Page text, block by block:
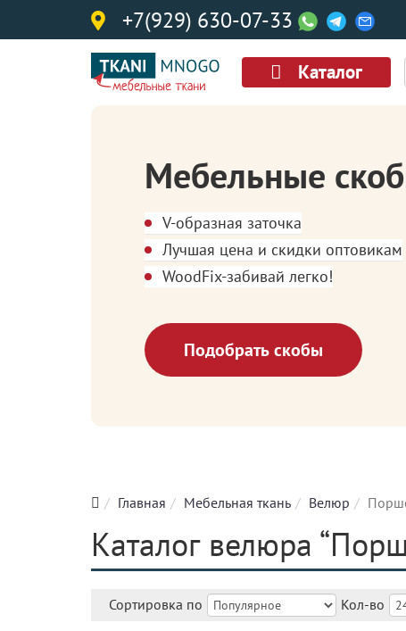
+7(929) 630-07-33
Каталог
Мебельные
V-образная заточка
Лучшая цена и скидки оптовикам
WoodFix-забивай легко!
Подобрать скобы
Главная Мебельная ткань Велюр
Каталог велюра
Сортировка по Кол-во